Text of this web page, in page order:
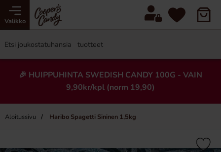
Valikko
🎉 HUIPPUHINTA SWEDISH CANDY 100G - VAIN
9,90kr/kpl (norm 19,90)
Aloitussivu Haribo Spagetti Sininen 1,5kg
×